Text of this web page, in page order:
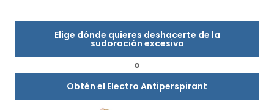
Elige dónde quieres deshacerte de la
sudoración excesiva
o
Obtén el Electro Antiperspirant